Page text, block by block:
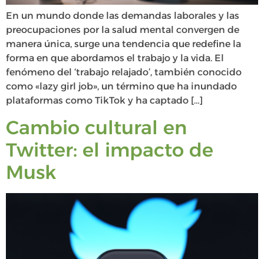
En un mundo donde las demandas laborales y las
preocupaciones por la salud mental convergen de
manera única, surge una tendencia que redefine la
forma en que abordamos el trabajo y la vida. El
fenómeno del ‘trabajo relajado’, también conocido
como «lazy girl job», un término que ha inundado
plataformas como TikTok y ha captado […]
Cambio cultural en
Twitter: el impacto de
Musk